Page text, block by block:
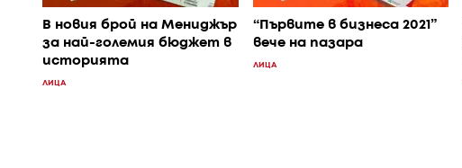
В новия брой на Мениджър
за най-големия бюджет в
историята
ЛИЦА
“Първите в бизнеса 2021”
вече на пазара
ЛИЦА